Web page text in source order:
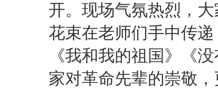
开。现场气氛热烈，
花束在老师们手中传
《我和我的祖国》《
家对革命先辈的崇敬